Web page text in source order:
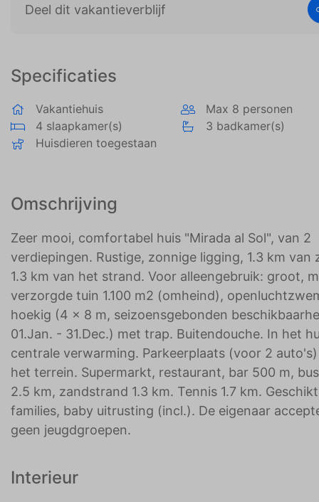
Specificaties
Vakantiehuis
Max 8 personen
4 slaapkamer(s)
3 badkamer(s)
Huisdieren toegestaan
Omschrijving
Zeer mooi, comfortabel huis "Mirada al Sol", van 2
verdiepingen. Rustige, zonnige ligging, 1.3 km van
1.3 km van het strand. Voor alleengebruik: groot,
verzorgde tuin 1.100 m2 (omheind),
hoekig (4 x 8 m, seizoensgebonden
01.Jan. - 31.Dec.) met trap. Buitendouche. In het
centrale verwarming. Parkeerplaats (voor 2
het terrein. Supermarkt, restaurant, bar 500 m,
2.5 km, zandstrand 1.3 km. Tennis 1.7 km.
families, baby uitrusting (incl.). De eigenaar
geen jeugdgroepen.
Interieur
Deel dit vakantieverblijf